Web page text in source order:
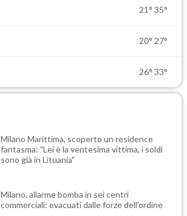
21° 35°
20° 27°
26° 33°
Milano Marittima, scoperto un residence
fantasma: "Lei è la ventesima vittima, i soldi
sono già in Lituania"
Milano, allarme bomba in sei centri
commerciali: evacuati dalle forze dell'ordine